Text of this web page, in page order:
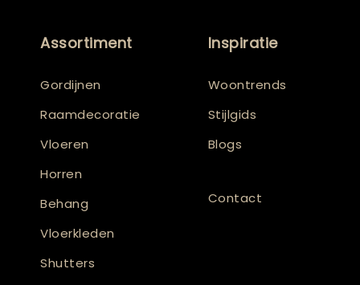
Assortiment
Gordijnen
Raamdecoratie
Vloeren
Horren
Behang
Vloerkleden
Shutters
Inspiratie
Woontrends
Stijlgids
Blogs
Contact